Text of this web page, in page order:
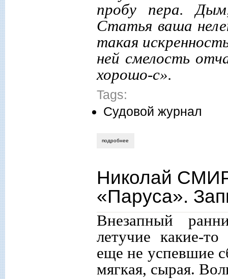
пробу пера.
Статья ваша
такая
ней смелость
хорошо-с».
Tags:
Судовой журнал
подробнее
Николай
«Паруса».
Внезапный
летучие какие-
еще не успевшие
мягкая, сырая.